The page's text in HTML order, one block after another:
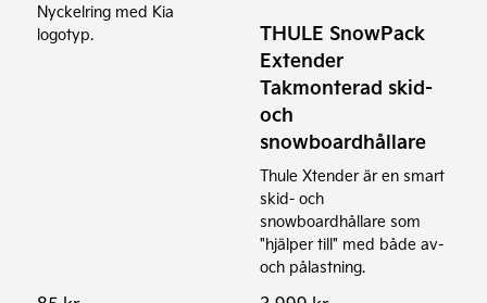
Nyckelring med Kia
logotyp.
THULE SnowPack
Extender
Takmonterad skid-
och
snowboardhållare
Thule Xtender är en smart
skid- och
snowboardhållare som
"hjälper till" med både av-
och pålastning.